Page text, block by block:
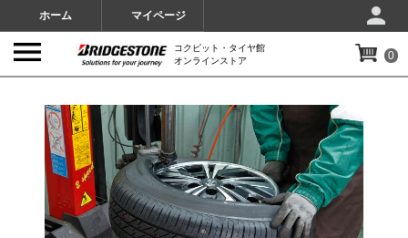
ホーム マイページ
コクピット・タイヤ館
オンラインストア
0